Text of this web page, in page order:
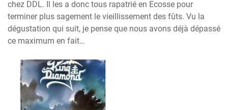
chez DDL. Il les a donc tous rapatrié en Ecosse pour
terminer plus sagement le vieillissement des fûts. Vu la
dégustation qui suit, je pense que nous avons déjà dépassé
ce maximum en fait…